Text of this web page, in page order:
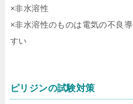
×非水溶性
×非水溶性のものは電気の不良
すい
ピリジンの試験対策